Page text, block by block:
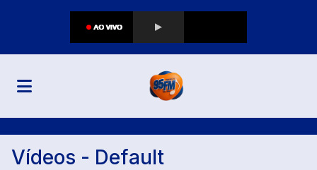
Vídeos - Default